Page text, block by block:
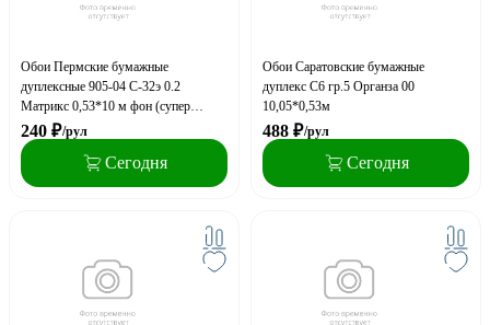
Обои Пермские бумажные
дуплексные 905-04 С-32э 0.2
Матрикс 0,53*10 м фон (супер
эконом)
240 ₽/рул
Сегодня
Обои Саратовские бумажные
дуплекс С6 гр.5 Органза 00
10,05*0,53м
488 ₽/рул
Сегодня